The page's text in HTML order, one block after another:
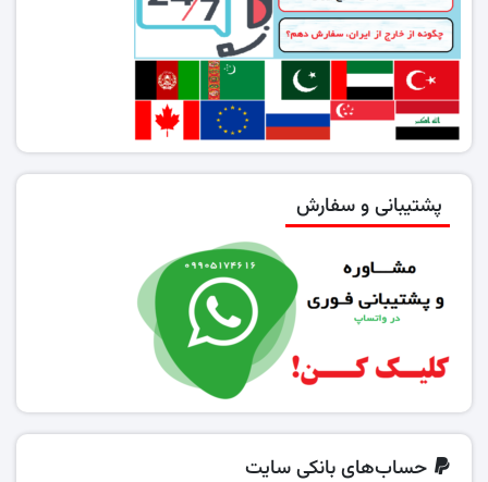
پشتیبانی و سفارش
حساب‌های بانکی سایت